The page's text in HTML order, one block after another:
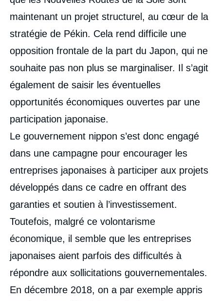
maintenant un projet structurel, au cœur de la
stratégie de Pékin. Cela rend difficile une
opposition frontale de la part du Japon, qui ne
souhaite pas non plus se marginaliser. Il s’agit
également de saisir les éventuelles
opportunités économiques ouvertes par une
participation japonaise.
Le gouvernement nippon s’est donc engagé
dans une campagne pour encourager les
entreprises japonaises à participer aux projets
développés dans ce cadre en offrant des
garanties et soutien à l’investissement.
Toutefois, malgré ce volontarisme
économique, il semble que les entreprises
japonaises aient parfois des difficultés à
répondre aux sollicitations gouvernementales.
En décembre 2018, on a par exemple appris